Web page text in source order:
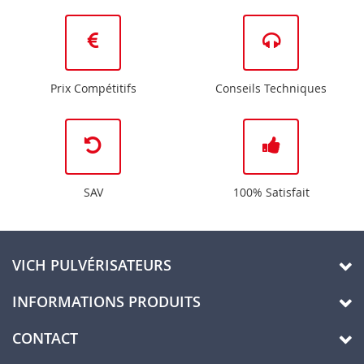
Prix Compétitifs Conseils Techniques
SAV 100% Satisfait
VICH PULVÉRISATEURS
INFORMATIONS PRODUITS
CONTACT